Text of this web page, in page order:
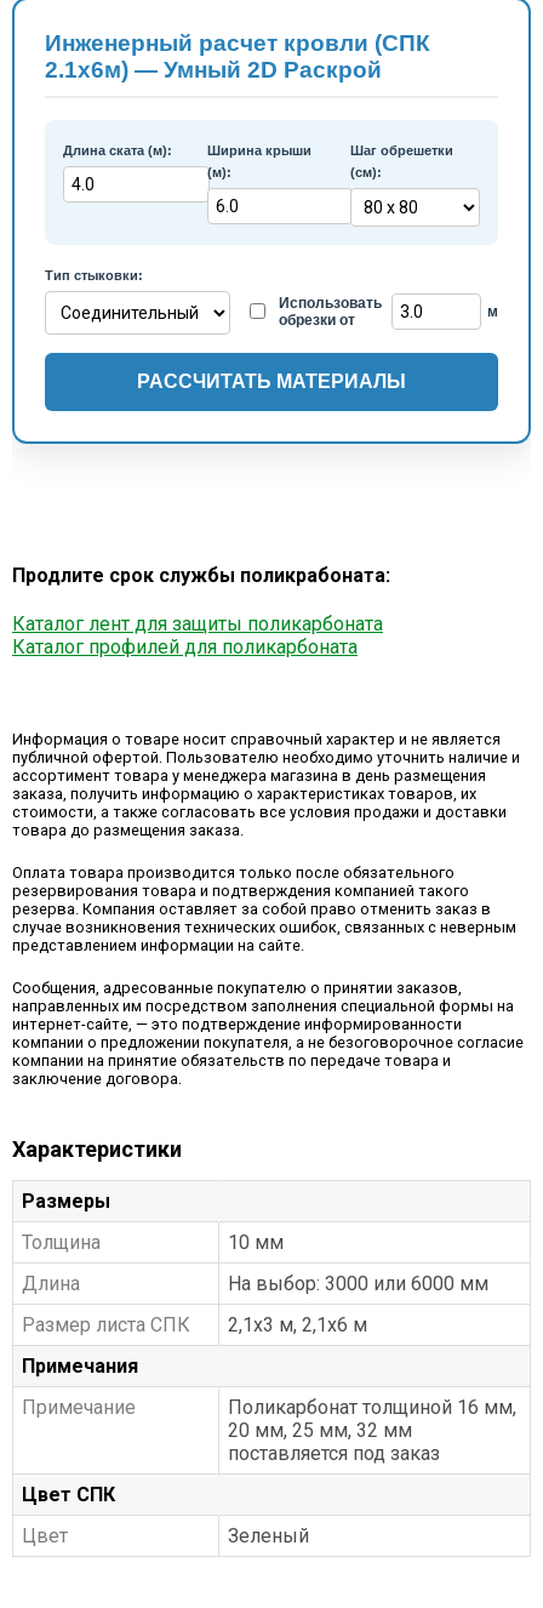
Инженерный расчет кровли (СПК
2.1х6м) — Умный 2D Раскрой
Длина ската (м):
Ширина крыши
(м):
Шаг обрешетки
(см):
Тип стыковки:
Использовать
обрезки от
м
РАССЧИТАТЬ МАТЕРИАЛЫ
Продлите срок службы поликрабоната:
Каталог лент для защиты поликарбоната
Каталог профилей для поликарбоната
Информация о товаре носит справочный характер и не является
публичной офертой. Пользователю необходимо уточнить наличие и
ассортимент товара у менеджера магазина в день размещения
заказа, получить информацию о характеристиках товаров, их
стоимости, а также согласовать все условия продажи и доставки
товара до размещения заказа.
Оплата товара производится только после обязательного
резервирования товара и подтверждения компанией такого
резерва. Компания оставляет за собой право отменить заказ в
случае возникновения технических ошибок, связанных с неверным
представлением информации на сайте.
Сообщения, адресованные покупателю о принятии заказов,
направленных им посредством заполнения специальной формы на
интернет-сайте, — это подтверждение информированности
компании о предложении покупателя, а не безоговорочное согласие
компании на принятие обязательств по передаче товара и
заключение договора.
Характеристики
Размеры
Толщина
10 мм
Длина
На выбор: 3000 или 6000 мм
Размер листа СПК
2,1x3 м, 2,1x6 м
Примечания
Примечание
Поликарбонат толщиной 16 мм,
20 мм, 25 мм, 32 мм
поставляется под заказ
Цвет СПК
Цвет
Зеленый